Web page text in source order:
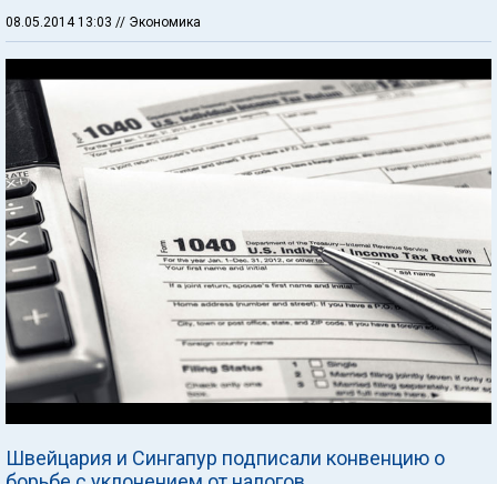
08.05.2014 13:03 // Экономика
Швейцария и Сингапур подписали конвенцию о